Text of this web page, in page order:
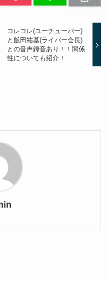
コレコレ(ユーチューバー)
と飯田祐基(ライバー会長)
との音声録音あり！！関係
性についても紹介！